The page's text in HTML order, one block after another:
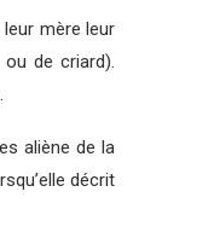
mère leur
de criard).
aliène de la
décrit